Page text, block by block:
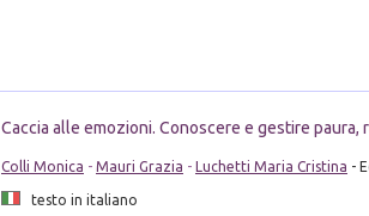
Caccia alle emozioni. Conoscere e gestire paura,
Colli Monica - Mauri Grazia - Luchetti Maria Cristina -
testo in italiano